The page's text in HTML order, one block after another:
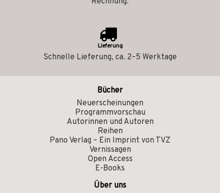
Lieferung
Schnelle Lieferung, ca. 2–5 Werktage
Bücher
Neuerscheinungen
Programmvorschau
Autorinnen und Autoren
Reihen
Pano Verlag – Ein Imprint von TVZ
Vernissagen
Open Access
E-Books
Über uns